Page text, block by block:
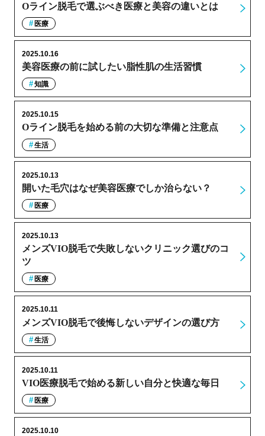
Oライン脱毛で選ぶべき医療と美容の違いとは
医療
美容医療の前に試したい脂性肌の生活習慣
2025.10.16
知識
Oライン脱毛を始める前の大切な準備と注意点
2025.10.15
生活
開いた毛穴はなぜ美容医療でしか治らない？
2025.10.13
医療
メンズVIO脱毛で失敗しないクリニック選びのコ
ツ
2025.10.13
医療
メンズVIO脱毛で後悔しないデザインの選び方
2025.10.11
生活
VIO医療脱毛で始める新しい自分と快適な毎日
2025.10.11
医療
2025.10.10